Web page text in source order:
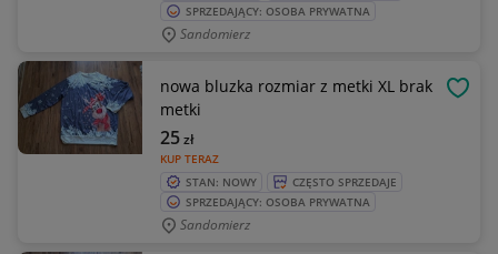
SPRZEDAJĄCY: OSOBA PRYWATNA
Sandomierz
nowa bluzka rozmiar z metki XL brak
metki
KUP TERAZ
25zł
STAN: NOWY
CZĘSTO SPRZEDAJE
SPRZEDAJĄCY: OSOBA PRYWATNA
Sandomierz